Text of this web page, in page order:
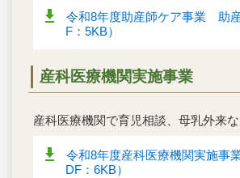
令和8年度助産師ケア事業 助
F：5KB）
産科医療機関実施事業
産科医療機関で育児相談、母乳外来な
令和8年度産科医療機関実施
DF：6KB）